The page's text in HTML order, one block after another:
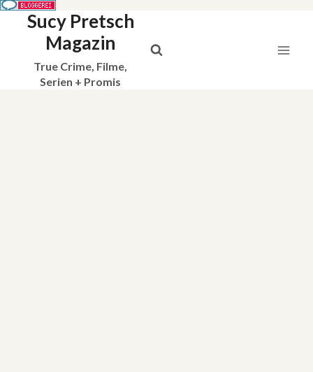
Sucy Pretsch
Magazin
True Crime, Filme,
Serien + Promis